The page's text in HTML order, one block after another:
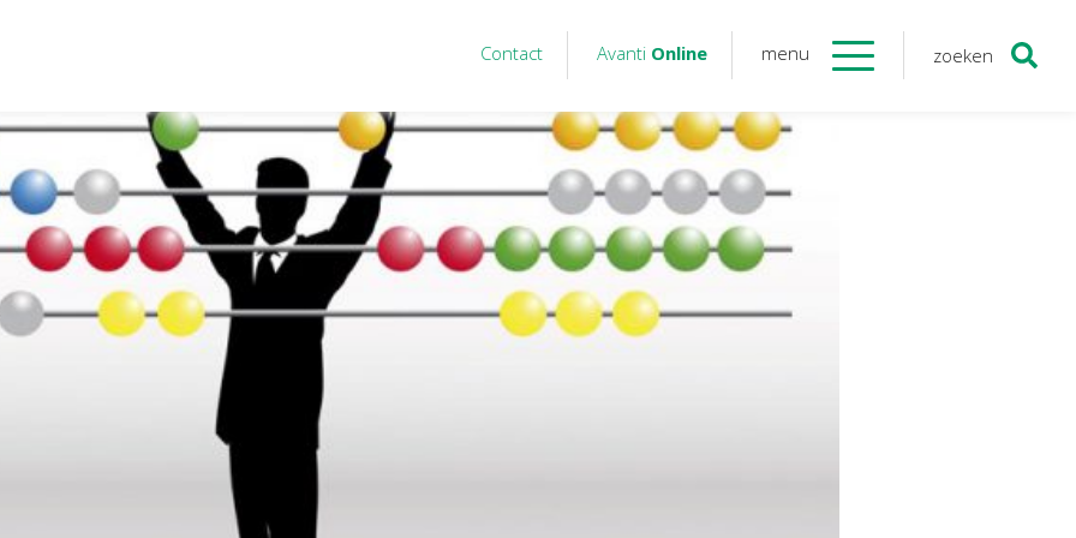
Contact Avanti Online menu zoeken
personeel
advies
Nieuws&informatie
Nieuwsbrief
Nieuwsoverzicht
Handige links
Downloads
Contact
AvantiOnline
Twinfield – Boekhouden
BaseCone – Facturen
Visionplanner – Rapportage